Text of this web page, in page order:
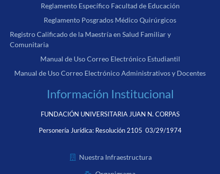
Reglamento Específico Facultad de Educación
Reglamento Posgrados Médico Quirúrgicos
Registro Calificado de la Maestría en Salud Familiar y
Comunitaria
Manual de Uso Correo Electrónico Estudiantil
Manual de Uso Correo Electrónico Administrativos y Docentes
Información Institucional
FUNDACIÓN UNIVERSITARIA JUAN N. CORPAS
Personería Jurídica: Resolución 2105 03/29/1974
Nuestra Infraestructura